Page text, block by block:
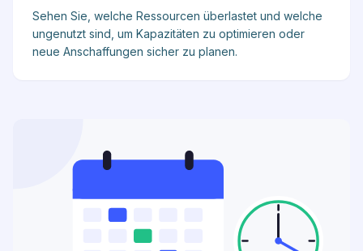
Sehen Sie, welche Ressourcen überlastet und welche
ungenutzt sind, um Kapazitäten zu optimieren oder
neue Anschaffungen sicher zu planen.